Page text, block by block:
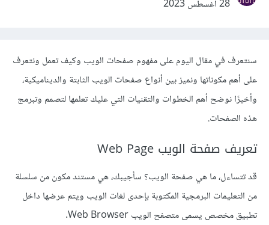
28 أغسطس 2023
سنتعرف في مقال اليوم على مفهوم صفحات الويب وكيف تعمل ونتعرف
على أهم مكوناتها ونميز بين أنواع صفحات الويب الثابتة والديناميكية،
وأخيرًا نوضح أهم الخطوات والتقنيات التي عليك تعلمها لتصمم وتبرمج
هذه الصفحات.
تعريف صفحة الويب Web Page
قد تتساءل، ما هي صفحة الويب؟ سأجيبك، هي مستند مكون من سلسلة
من التعليمات البرمجية المكتوبة بإحدى لغات الويب ويتم عرضها داخل
تطبيق مخصص يسمى متصفح الويب Web Browser.